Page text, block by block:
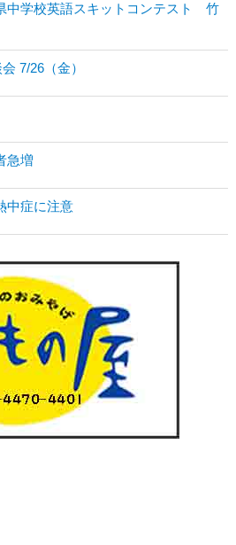
中学校英語スキットコンテスト 竹
7/26（金）
急増
中症に注意